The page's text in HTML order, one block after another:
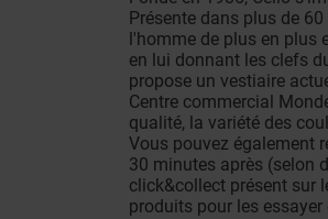
Présente dans plus de
l'homme de plus en plus
en lui donnant les clefs
propose un vestiaire
Centre commercial
qualité, la variété des
Vous pouvez également
30 minutes après (selon
click&collect présent sur
produits pour les